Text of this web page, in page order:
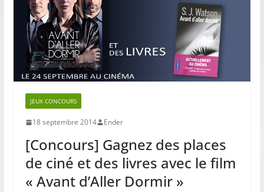
JEUX CONCOURS
18 septembre 2014 Ender
[Concours] Gagnez des places
de ciné et des livres avec le film
« Avant d’Aller Dormir »